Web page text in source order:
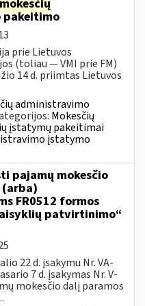
mokesčių
prie Lietuvos
(toliau — VMI prie FM)
14 d. priimtas Lietuvos
administravimo
Mokesčių
įstatymų pakeitimai
įstatymo
pajamų mokesčio
(arba)
FR0512 formos
patvirtinimo“
22 d. įsakymu Nr. VA-
7 d. įsakymas Nr. V-
mokesčio dalį paramos